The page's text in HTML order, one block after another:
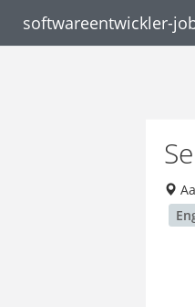
softwareentwickler-